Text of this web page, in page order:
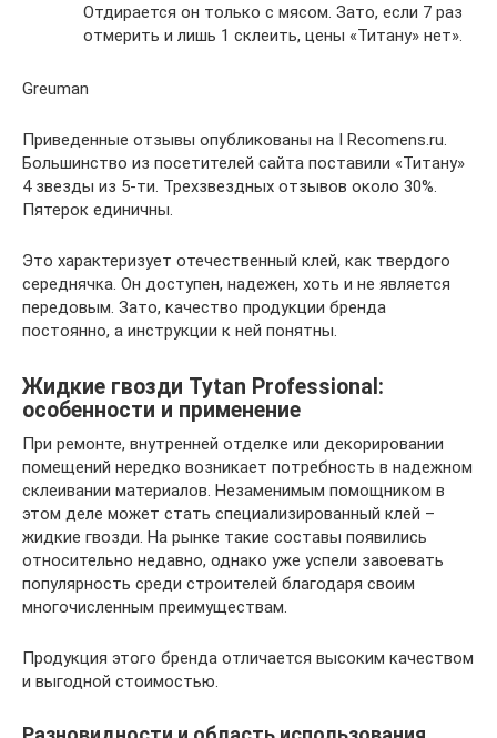
Отдирается он только с мясом. Зато, если 7 раз
отмерить и лишь 1 склеить, цены «Титану» нет».
Greuman
Приведенные отзывы опубликованы на I Recomens.ru.
Большинство из посетителей сайта поставили «Титану»
4 звезды из 5-ти. Трехзвездных отзывов около 30%.
Пятерок единичны.
Это характеризует отечественный клей, как твердого
середнячка. Он доступен, надежен, хоть и не является
передовым. Зато, качество продукции бренда
постоянно, а инструкции к ней понятны.
Жидкие гвозди Tytan Professional:
особенности и применение
При ремонте, внутренней отделке или декорировании
помещений нередко возникает потребность в надежном
склеивании материалов. Незаменимым помощником в
этом деле может стать специализированный клей –
жидкие гвозди. На рынке такие составы появились
относительно недавно, однако уже успели завоевать
популярность среди строителей благодаря своим
многочисленным преимуществам.
Продукция этого бренда отличается высоким качеством
и выгодной стоимостью.